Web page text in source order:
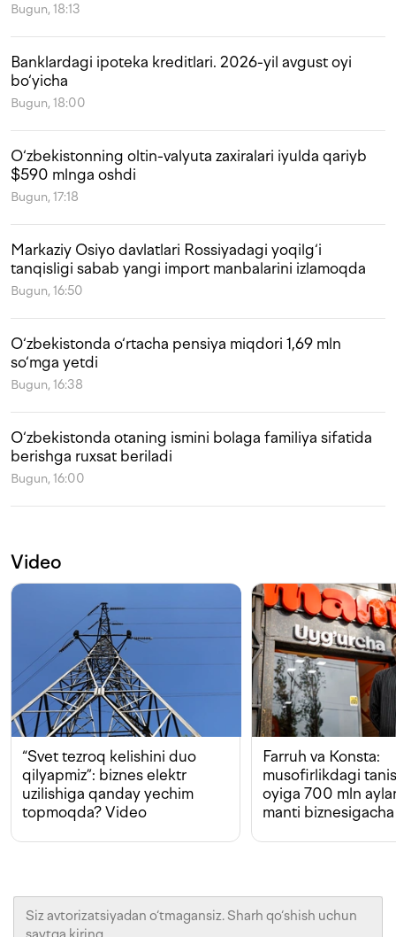
Bugun, 18:13
Banklardagi ipoteka kreditlari. 2026-yil avgust oyi
bo‘yicha
Bugun, 18:00
O‘zbekistonning oltin-valyuta zaxiralari iyulda qariyb
$590 mlnga oshdi
Bugun, 17:18
Markaziy Osiyo davlatlari Rossiyadagi yoqilg‘i
tanqisligi sabab yangi import manbalarini izlamoqda
Bugun, 16:50
O‘zbekistonda o‘rtacha pensiya miqdori 1,69 mln
so‘mga yetdi
Bugun, 16:38
O‘zbekistonda otaning ismini bolaga familiya sifatida
berishga ruxsat beriladi
Bugun, 16:00
Video
“Svet tezroq kelishini duo
qilyapmiz”: biznes elektr
uzilishiga qanday yechim
topmoqda? Video
Farruh va Konsta:
musofirlikdagi
oyiga 700 mln
manti biznesigacha